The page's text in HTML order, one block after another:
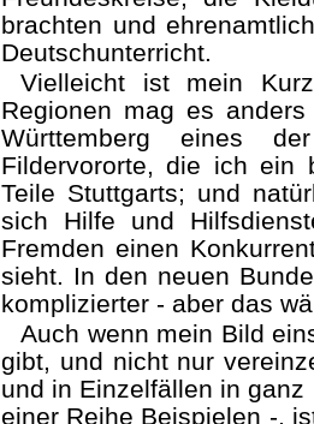
brachten und
Deutschunter­richt.
Vielleicht ist mein
Regionen mag es
Württemberg eines
Fildervororte, die ich ein
Teile Stuttgarts; und
sich Hilfe und
Fremden einen
sieht. In den neuen
komplizierter - aber das
Auch wenn mein Bild
gibt, und nicht nur
und in Einzelfällen in
einer Reihe Beispielen -,